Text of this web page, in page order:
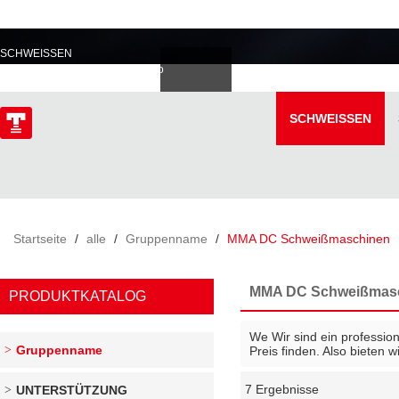
SCHWEISSEN
Italiano
SCHWEISSEN
Startseite / alle / Gruppenname / MMA DC Schweißmaschinen
PRODUKTKATALOG
Gruppenname
UNTERSTÜTZUNG
MMA DC
We Wir sind ein
Preis finden. Also bieten
7 Ergebnisse